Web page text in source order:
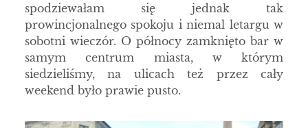
spodziewałam się jednak tak
prowincjonalnego spokoju i niemal letargu w
sobotni wieczór. O północy zamknięto bar w
samym centrum miasta, w którym
siedzieliśmy, na ulicach też przez cały
weekend było prawie pusto.